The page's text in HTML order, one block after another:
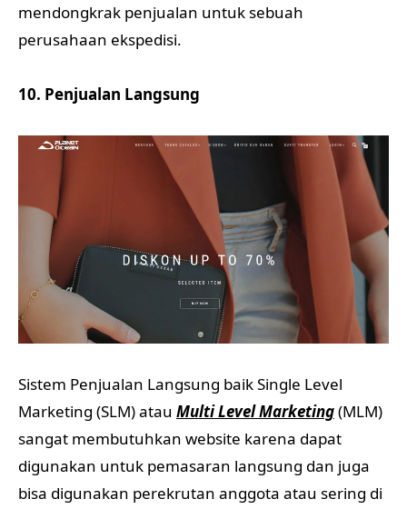
mendongkrak penjualan untuk sebuah
perusahaan ekspedisi.
10. Penjualan Langsung
Sistem Penjualan Langsung baik Single Level
Marketing (SLM) atau Multi Level Marketing(MLM)
sangat membutuhkan website karena dapat
digunakan untuk pemasaran langsung dan juga
bisa digunakan perekrutan anggota atau sering di